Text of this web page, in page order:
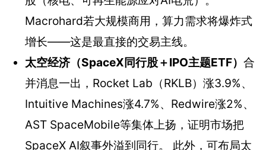
Macrohard若大规模商用，算力需求将爆炸式
增长——这是最直接的交易主线。
太空经济（SpaceX同行股＋IPO主题ETF） 合
并消息一出，Rocket Lab（RKLB）涨3.9%、
Intuitive Machines涨4.7%、Redwire涨2%、
AST SpaceMobile等集体上扬，证明市场把
SpaceX AI叙事外溢到同行。 此外，可布局太